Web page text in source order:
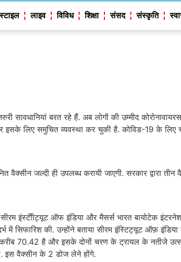
लाइव विविध शिक्षा संसद संस्कृति
बरत रहे हैं. अब लोगों की उम्मीद
इसके लिए समुचित व्यवस्था कर चुकी है. कोविड-19 के
जल्दी ही उपलब्ध करायी जाएगी. सरकार द्वारा तीन
इंस्टीीट्यूट ऑफ इंडिया और मैसर्स भारत बायोटेक
सिफारिश की. उन्होंने बताया सीरम इंस्टिट्यूट ऑफ़
करीब 70.42 है और इसके दोनों चरण के ट्रायल के नतीजे
इस वैक्सीन के 2 डोज लेने होंगे.